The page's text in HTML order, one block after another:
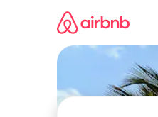
բովանդակությանը